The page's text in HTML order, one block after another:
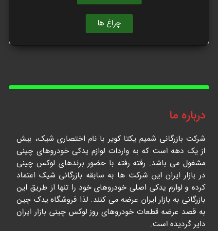
چراغ ها
درباره ما
شرکت بازرگانی شمیم یکتا کویر با نام اختصاری شیک، بیش
از یک دهه است که به واردات لوازم یدکی خودروهای چینی
مشغول می باشد. رفته رفته با حضور برندهای لوکس چینی
در بازار ایران این شرکت ها به سابقه بازرگانی شیک اعتماد
کرده و لوازم یدکی اصلی خودروهای خود را تنها از طریق این
بازرگانی به بازار ایران عرضه می کنند. لذا فروشگاه یدک چین
به قصد عرضه قطعات خودروهای روز لوکس چینی بازار ایران
دایر گردیده است.